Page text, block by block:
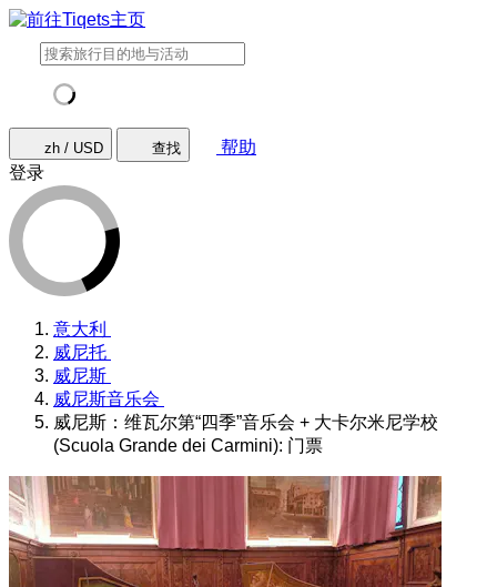
zh / USD 查找
帮助
登录
意大利
威尼托
威尼斯
威尼斯音乐会
威尼斯：维瓦尔第“四季”音乐会 + 大卡尔米尼学校
(Scuola Grande dei Carmini): 门票